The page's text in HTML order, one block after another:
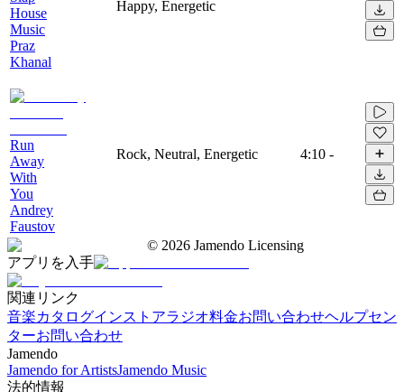
House
Music
Praz
Khanal
Happy, Energetic
Run
Away
With
You
Andrey
Faustov
Rock, Neutral, Energetic 4:10 -
© 2026 Jamendo Licensing
アプリを入手
関連リンク
音楽カタログインストアラジオ料金お問い合わせヘルプセン
ターお問い合わせ
Jamendo
Jamendo for ArtistsJamendo Music
法的情報